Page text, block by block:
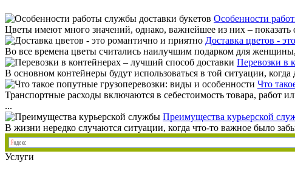
Особенности
Цветы имеют много значений, однако, важнейшее из них – показать
Доставка цветов -
Во все времена цветы считались наилучшим подарком для
Перевозки в
В основном контейнеры будут использоваться в той ситуации, когда
Что
Транспортные расходы включаются в себестоимость товара,
...
Преимущества курьерской
В жизни нередко случаются ситуации, когда что-то важное было
Услуги